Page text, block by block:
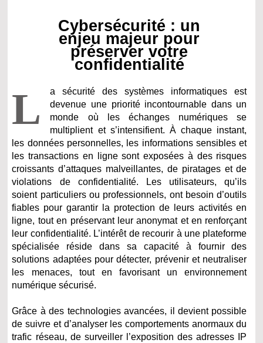
Cybersécurité : un
enjeu majeur pour
préserver votre
confidentialité
L
a sécurité des systèmes informatiques est
devenue une priorité incontournable dans un
monde où les échanges numériques se
multiplient et s’intensifient. À chaque instant,
les données personnelles, les informations sensibles et
les transactions en ligne sont exposées à des risques
croissants d’attaques malveillantes, de piratages et de
violations de confidentialité. Les utilisateurs, qu’ils
soient particuliers ou professionnels, ont besoin d’outils
fiables pour garantir la protection de leurs activités en
ligne, tout en préservant leur anonymat et en renforçant
leur confidentialité. L’intérêt de recourir à une plateforme
spécialisée réside dans sa capacité à fournir des
solutions adaptées pour détecter, prévenir et neutraliser
les menaces, tout en favorisant un environnement
numérique sécurisé.
Grâce à des technologies avancées, il devient possible
de suivre et d’analyser les comportements anormaux du
trafic réseau, de surveiller l’exposition des adresses IP